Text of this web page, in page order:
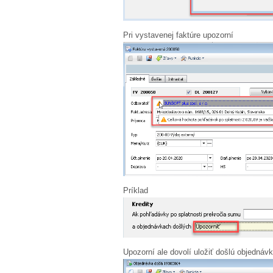
Pri vystavenej faktúre upozorní
Príklad
Upozorní ale dovolí uložiť došlú